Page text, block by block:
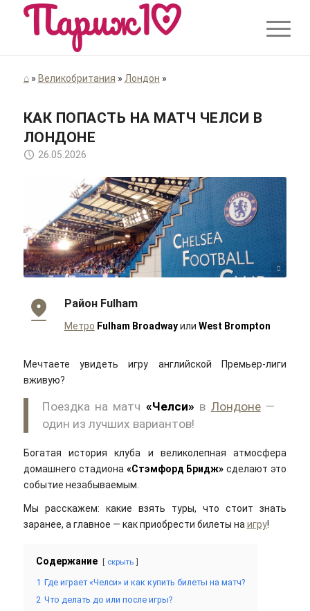
⌂» Великобритания » Лондон »
КАК ПОПАСТЬ НА МАТЧ ЧЕЛСИ В
ЛОНДОНЕ
26.05.2026
Spyros Theodoritsis/flickr/Cc-by 2.0
Район Fulham
Метро Fulham Broadwayили West Brompton
Мечтаете увидеть игру английской Премьер-лиги
вживую?
Поездка на матч «Челси» в Лондоне—
один из лучших вариантов!
Богатая история клуба и великолепная атмосфера
домашнего стадиона «Стэмфорд Бридж» сделают это
событие незабываемым.
Мы расскажем: какие взять туры, что стоит знать
заранее, а главное — как приобрести билеты наигру!
Содержание скрыть
1 Где играет «Челси» и как купить билеты на матч?
2 Что делать до или после игры?